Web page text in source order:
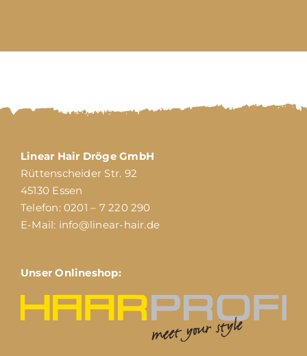
Linear Hair Dröge GmbH
Rüttenscheider Str. 92
45130 Essen
Telefon:0201 – 7 220 290
E-Mail: info@linear-hair.de
Unser Onlineshop: